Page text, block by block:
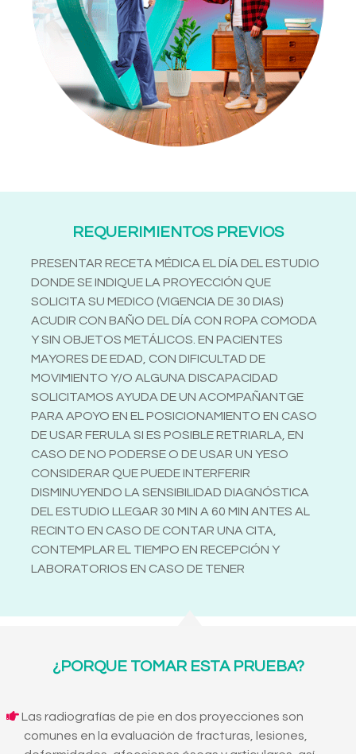
REQUERIMIENTOS PREVIOS
PRESENTAR RECETA MÉDICA EL DÍA DEL ESTUDIO
DONDE SE INDIQUE LA PROYECCIÓN QUE
SOLICITA SU MEDICO (VIGENCIA DE 30 DIAS)
ACUDIR CON BAÑO DEL DÍA CON ROPA COMODA
Y SIN OBJETOS METÁLICOS. EN PACIENTES
MAYORES DE EDAD, CON DIFICULTAD DE
MOVIMIENTO Y/O ALGUNA DISCAPACIDAD
SOLICITAMOS AYUDA DE UN ACOMPAÑANTGE
PARA APOYO EN EL POSICIONAMIENTO EN CASO
DE USAR FERULA SI ES POSIBLE RETRIARLA, EN
CASO DE NO PODERSE O DE USAR UN YESO
CONSIDERAR QUE PUEDE INTERFERIR
DISMINUYENDO LA SENSIBILIDAD DIAGNÓSTICA
DEL ESTUDIO LLEGAR 30 MIN A 60 MIN ANTES AL
RECINTO EN CASO DE CONTAR UNA CITA,
CONTEMPLAR EL TIEMPO EN RECEPCIÓN Y
LABORATORIOS EN CASO DE TENER
¿PORQUE TOMAR ESTA PRUEBA?
Las radiografías de pie en dos proyecciones son
comunes en la evaluación de fracturas, lesiones,